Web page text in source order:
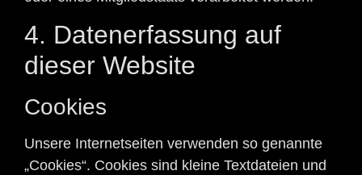
4. Datenerfassung auf
dieser Website
Cookies
Unsere Internetseiten verwenden so genannte
„Cookies“. Cookies sind kleine Textdateien und